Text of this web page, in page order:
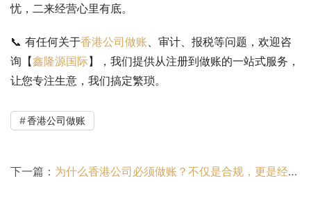
忧，二来经营心里有底。
📞 有任何关于香港公司做账 、审计、报税等问题，欢迎咨
询【鑫隆源国际】，我们提供从注册到做账的一站式服务，
让您专注生意，我们搞定繁琐。
香港公司做账
下一篇： 为什么香港公司必须做账？不仅是合规，更是经营的核心！